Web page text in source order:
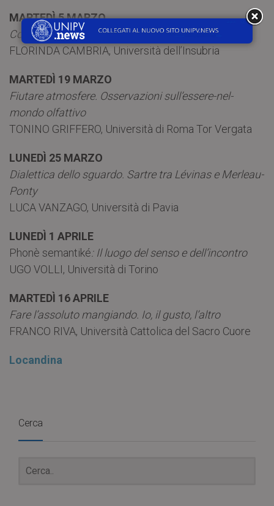
MARTEDÌ 5 MARZO
Con-tatto: alterità e continuità
FLORINDA CAMBRIA, Università dell’Insubria
MARTEDÌ 19 MARZO
Fiutare atmosfere. Osservazioni sull’essere-nel-
mondo olfattivo
TONINO GRIFFERO, Università di Roma Tor Vergata
LUNEDÌ 25 MARZO
Dialettica dello sguardo. Sartre tra Lévinas e Merleau-
Ponty
LUCA VANZAGO, Università di Pavia
LUNEDÌ 1 APRILE
Phonè semantiké: Il luogo del senso e dell’incontro
UGO VOLLI, Università di Torino
MARTEDÌ 16 APRILE
Fare l’assoluto mangiando. Io, il gusto, l’altro
FRANCO RIVA, Università Cattolica del Sacro Cuore
Locandina
Cerca